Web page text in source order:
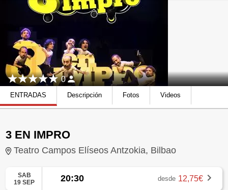
0
ENTRADAS Descripción Fotos Videos
3 EN IMPRO
Teatro Campos Elíseos Antzokia, Bilbao
SAB
19 SEP
20:30 desde 12,75€